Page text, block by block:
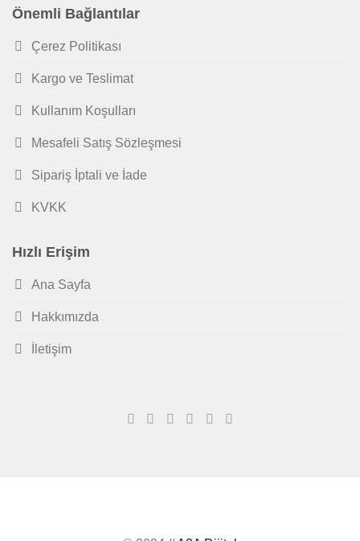
Önemli Bağlantılar
Çerez Politikası
Kargo ve Teslimat
Kullanım Koşulları
Mesafeli Satış Sözleşmesi
Sipariş İptali ve İade
KVKK
Hızlı Erişim
Ana Sayfa
Hakkımızda
İletişim